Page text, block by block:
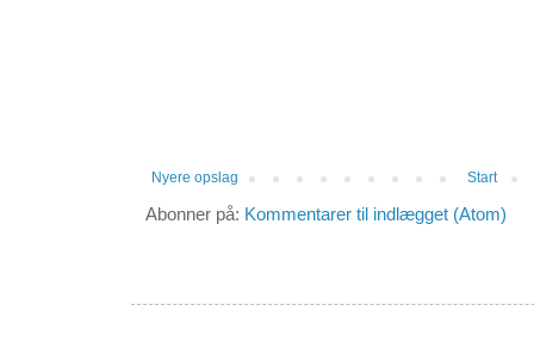
Nyere opslag Start
Abonner på: Kommentarer til indlægget (Atom)